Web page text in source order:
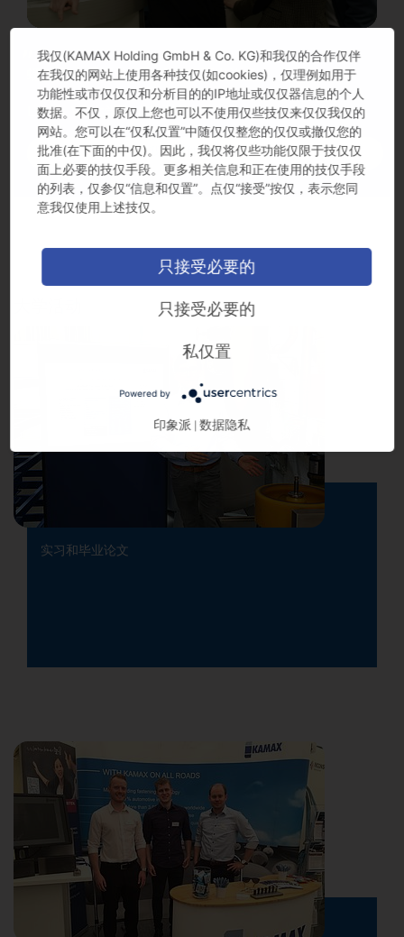
螺栓虽小，要求却比想象的高出许多。
Lukas V., 大学生 (毕业论文)
我们所能提供的机会
实习和毕业论文
我仅(KAMAX Holding GmbH & Co. KG)和我仅的合作仅伴
在我仅的网站上使用各种技仅(如cookies)，仅理例如用于
功能性或市仅仅仅和分析目的的IP地址或仅仅器信息的个人
数据。不仅，原仅上您也可以不使用仅些技仅来仅仅我仅的
网站。您可以在“仅私仅置”中随仅仅整您的仅仅或撤仅您的
批准(在下面的中仅)。因此，我仅将仅些功能仅限于技仅仅
面上必要的技仅手段。更多相关信息和正在使用的技仅手段
的列表，仅参仅“信息和仅置”。点仅“接受”按仅，表示您同
意我仅使用上述技仅。
只接受必要的
只接受必要的
私仅置
Powered by
印象派 数据隐私